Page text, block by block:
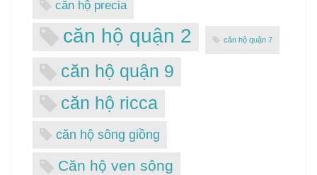
căn hộ precia
căn hộ quận 2 căn hộ quận 7
căn hộ quận 9
căn hộ ricca
căn hộ sông giồng
Căn hộ ven sông